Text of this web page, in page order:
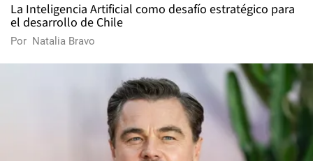
La Inteligencia Artificial como desafío estratégico para
el desarrollo de Chile
Por Natalia Bravo